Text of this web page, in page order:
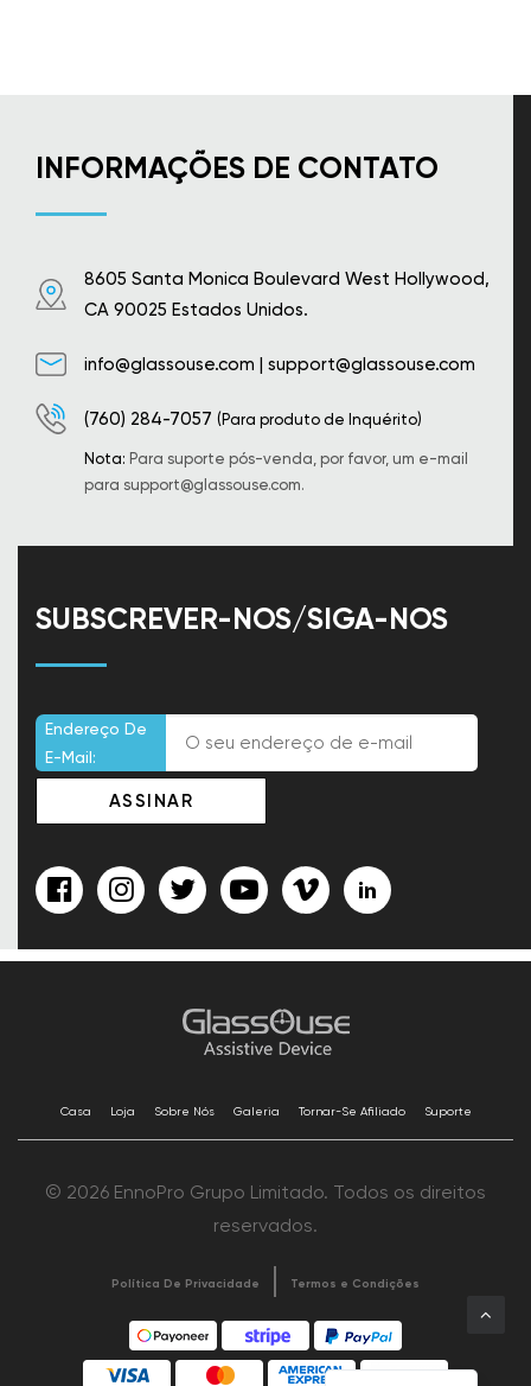
INFORMAÇÕES DE CONTATO
8605 Santa Monica Boulevard West Hollywood,
CA 90025 Estados Unidos.
info@glassouse.com | support@glassouse.com
(760) 284-7057 (Para produto de Inquérito)
Nota: Para suporte pós-venda, por favor, um e-mail
para support@glassouse.com.
SUBSCREVER-NOS/SIGA-NOS
Endereço De
E-Mail:
Casa Loja Sobre Nós Galeria Tornar-Se Afiliado Suporte
© 2026 EnnoPro Grupo Limitado. Todos os direitos
reservados.
Política De Privacidade Termos e Condições